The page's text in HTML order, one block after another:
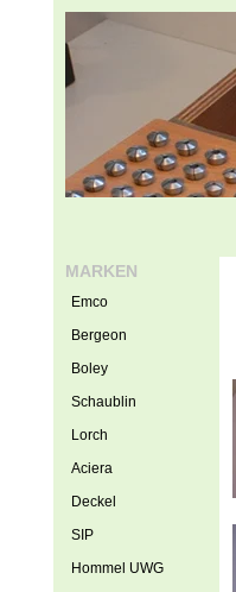
MARKEN
Emco
Bergeon
Boley
Schaublin
Lorch
Aciera
Deckel
SIP
Hommel UWG